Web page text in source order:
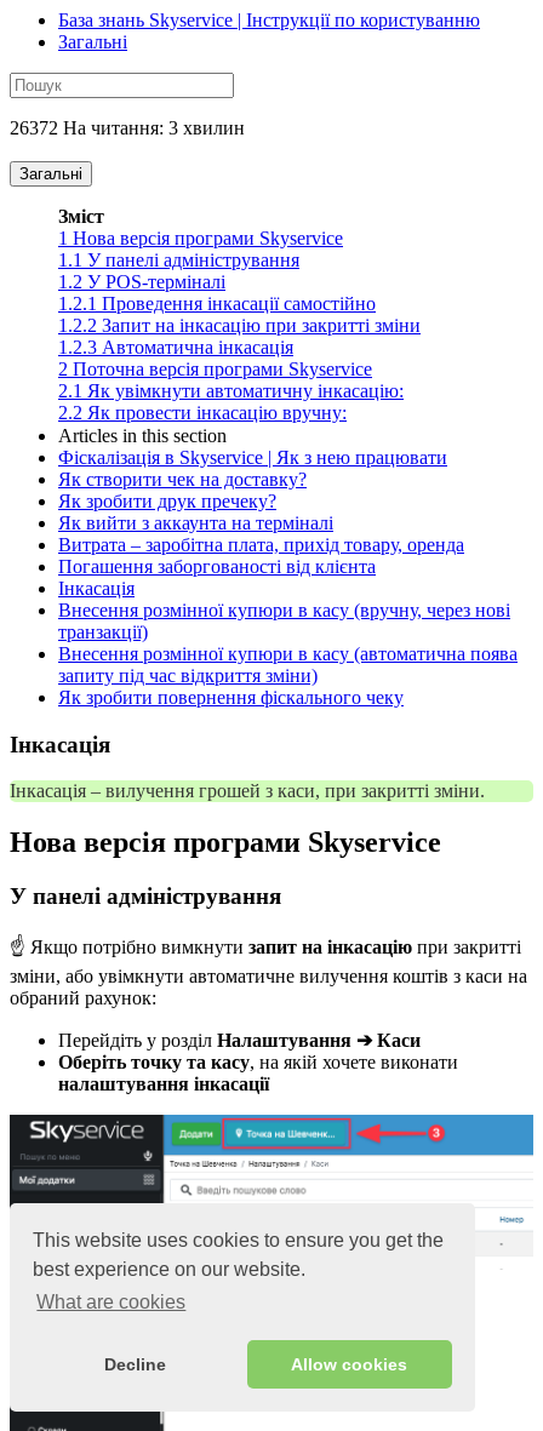
This website uses cookies to ensure you get the
best experience on our website.
What are cookies
Decline Allow cookies
База знань Skyservice | Інструкції по користуванню
Загальні
26372 На читання: 3 хвилин
Загальні
Зміст
1 Нова версія програми Skyservice
1.1 У панелі адміністрування
1.2 У POS-терміналі
1.2.1 Проведення інкасації самостійно
1.2.2 Запит на інкасацію при закритті зміни
1.2.3 Автоматична інкасація
2 Поточна версія програми Skyservice
2.1 Як увімкнути автоматичну інкасацію:
2.2 Як провести інкасацію вручну:
Articles in this section
Фіскалізація в Skyservice | Як з нею працювати
Як створити чек на доставку?
Як зробити друк пречеку?
Як вийти з аккаунта на терміналі
Витрата – заробітна плата, прихід товару, оренда
Погашення заборгованості від клієнта
Інкасація
Внесення розмінної купюри в касу (вручну, через нові
транзакції)
Внесення розмінної купюри в касу (автоматична поява
запиту під час відкриття зміни)
Як зробити повернення фіскального чеку
Інкасація
Інкасація – вилучення грошей з каси, при закритті зміни.
Нова версія програми Skyservice
У панелі адміністрування
☝️ Якщо потрібно вимкнути запит на інкасацію при закритті
зміни, або увімкнути автоматичне вилучення коштів з каси на
обраний рахунок:
Перейдіть у розділ Налаштування ➔ Каси
Оберіть точку та касу, на якій хочете виконати
налаштування інкасації